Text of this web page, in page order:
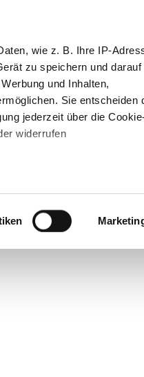
wie z. B. Ihre IP-
zu speichern und
und Inhalten,
Sie entscheiden
jederzeit über die
widerrufen
(Fingerprinting)
werden, und legen Sie